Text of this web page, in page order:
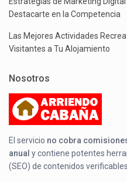
Destacarte en la Competencia
Las Mejores Actividades
Visitantes a Tu Alojamiento
Nosotros
El servicio no cobra
anual y contiene potentes
(SEO) de contenidos verificables.